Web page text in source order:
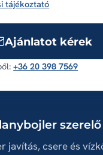
tájékoztató
Ajánlatot kérek
+36 20 398 7569
szerelő
javítás, csere és